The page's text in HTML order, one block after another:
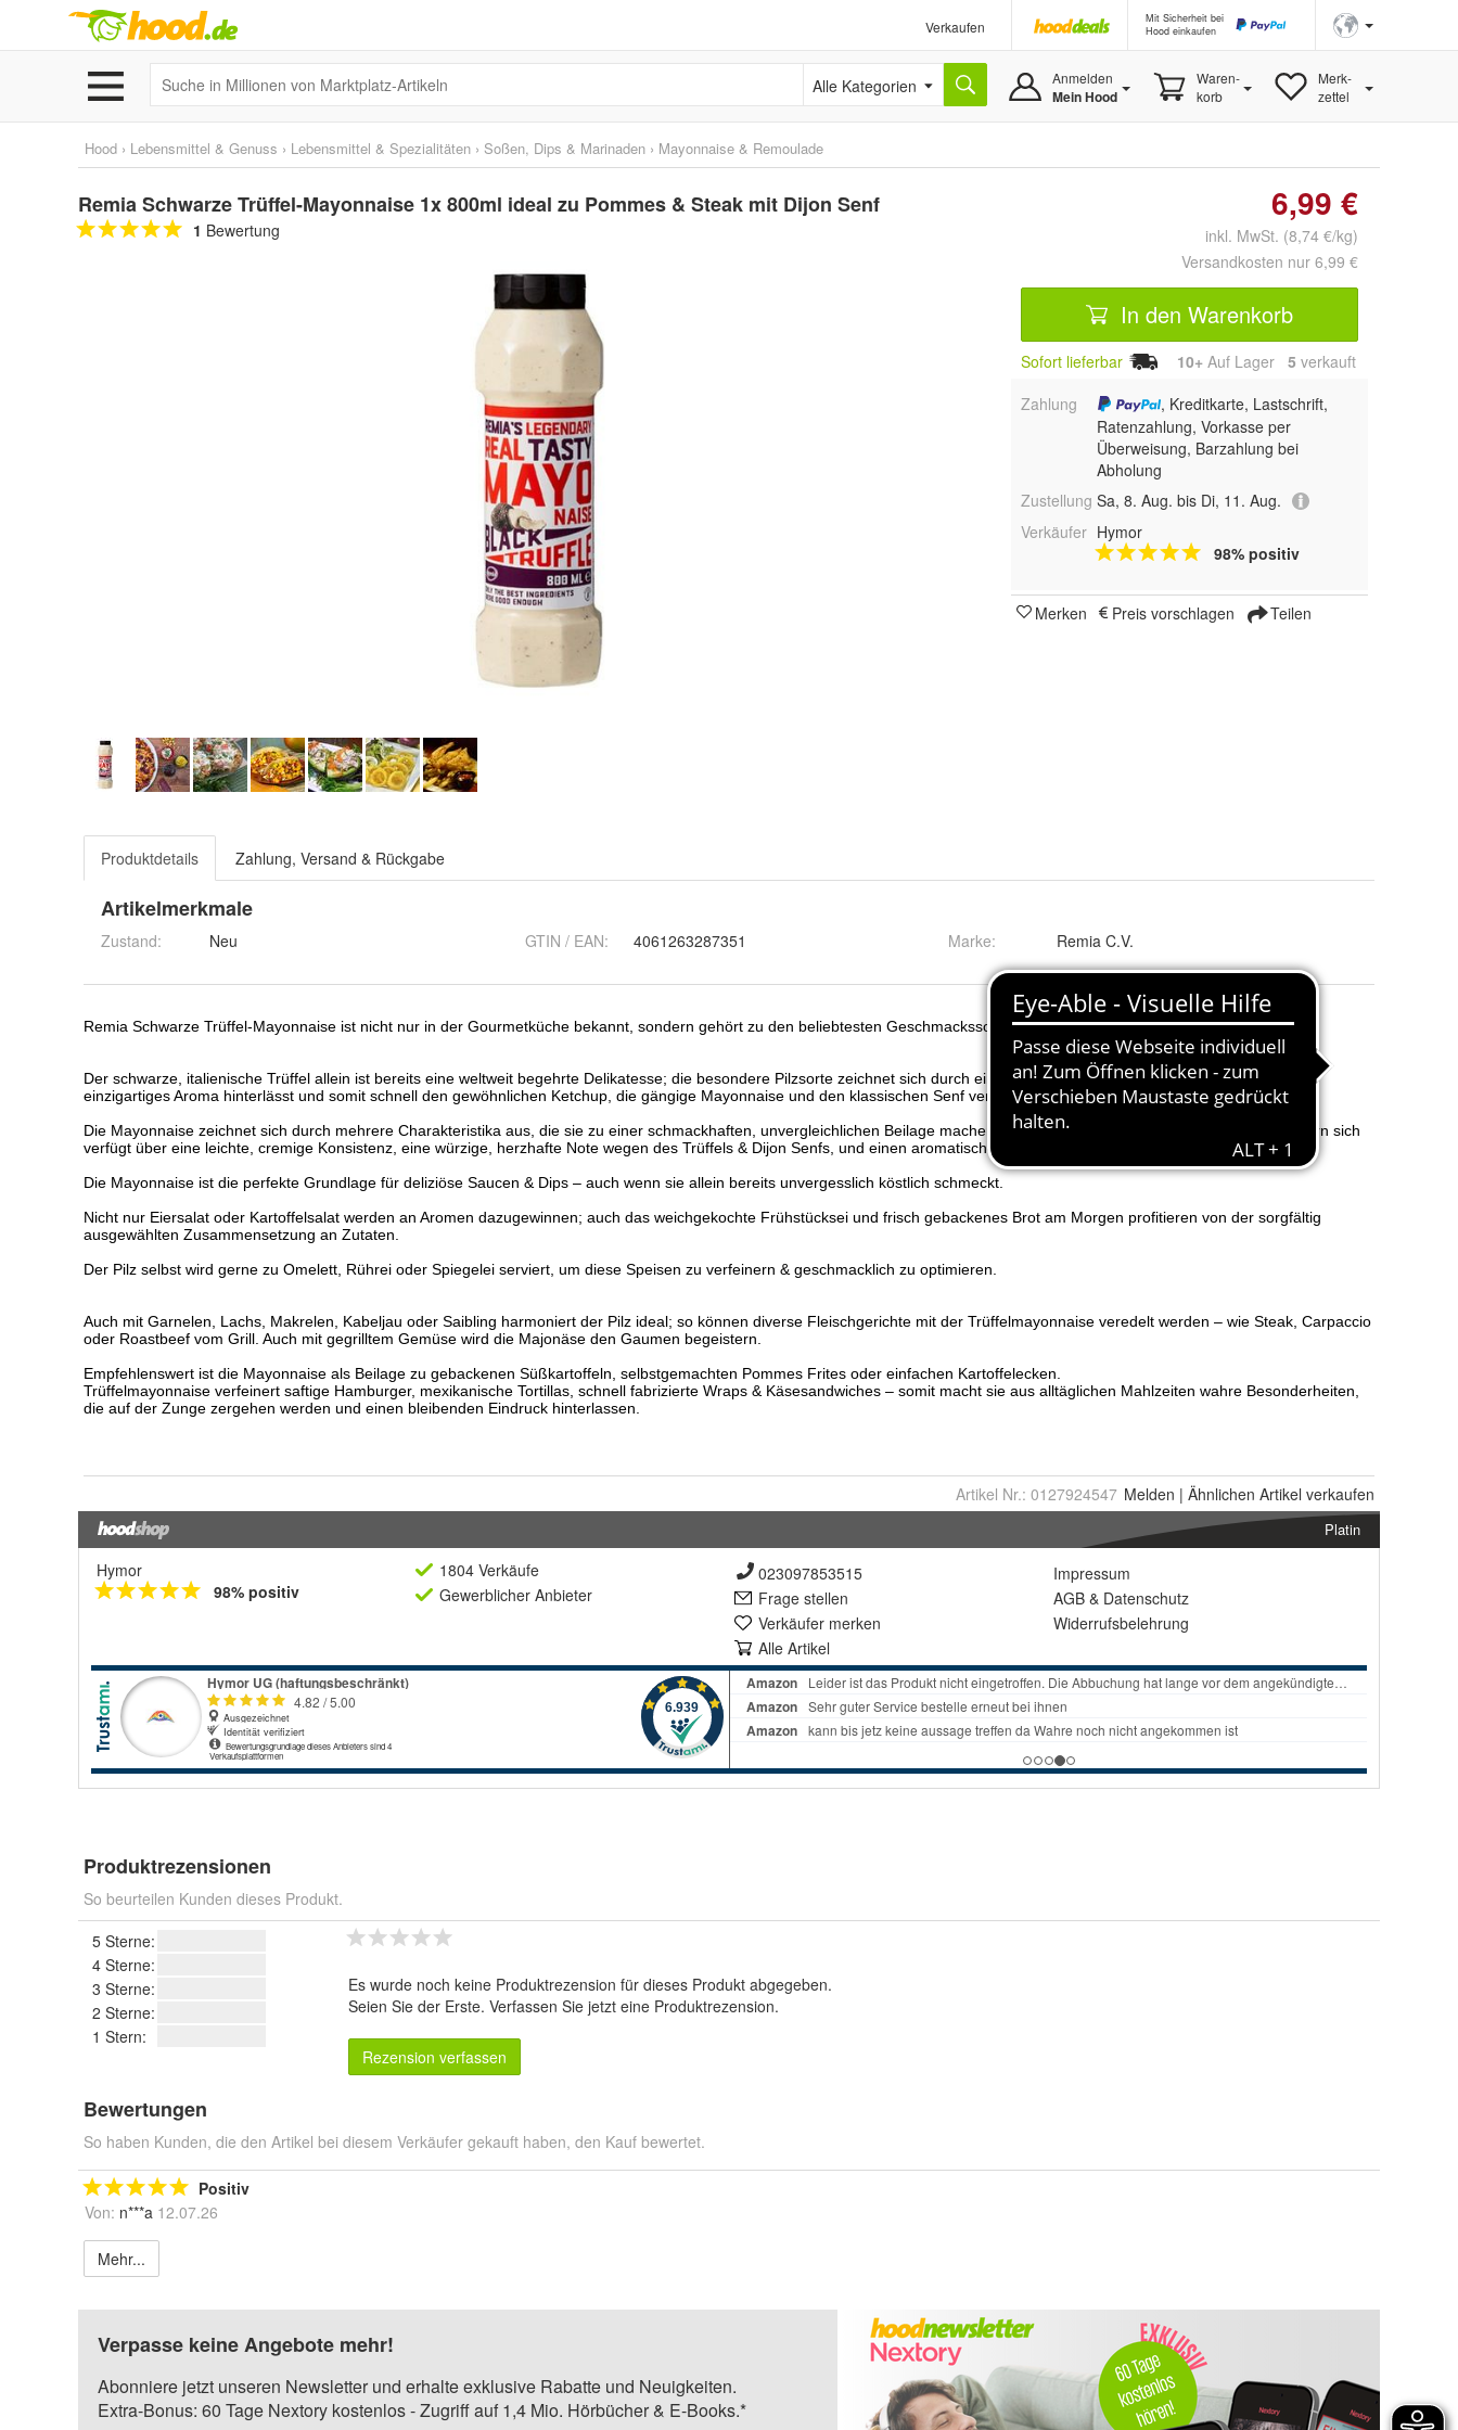
Verkaufen
Mit Sicherheit bei
Hood einkaufen
Alle Kategorien Anmelden
Mein Hood
Waren-
korb
Merk-
zettel
Hood › Lebensmittel & Genuss › Lebensmittel & Spezialitäten › Soßen, Dips & Marinaden › Mayonnaise & Remoulade
Remia Schwarze Trüffel-Mayonnaise 1x 800ml ideal zu Pommes & Steak mit Dijon Senf
1 Bewertung
6,99 €
inkl. MwSt. (8,74 €/kg)
Versandkosten nur 6,99 €
In den Warenkorb
Sofort lieferbar 10+ Auf Lager 5 verkauft
Zahlung
, Kreditkarte, Lastschrift,
Ratenzahlung, Vorkasse per
Überweisung, Barzahlung bei
Abholung
Zustellung Sa, 8. Aug. bis Di, 11. Aug.
Verkäufer Hymor
98% positiv
Merken Preis vorschlagen Teilen
Produktdetails Zahlung, Versand & Rückgabe
Artikelmerkmale
Zustand: Neu GTIN / EAN: 4061263287351 Marke: Remia C.V.
Artikel Nr.: 0127924547 Melden | Ähnlichen Artikel verkaufen
Platin
Hymor
98% positiv
1804 Verkäufe
Gewerblicher Anbieter
023097853515
Frage stellen
Verkäufer merken
Alle Artikel
Impressum
AGB & Datenschutz
Widerrufsbelehrung
Produktrezensionen
So beurteilen Kunden dieses Produkt.
5 Sterne:
4 Sterne:
3 Sterne:
2 Sterne:
1 Stern:
Es wurde noch keine Produktrezension für dieses Produkt abgegeben.
Seien Sie der Erste. Verfassen Sie jetzt eine Produktrezension.
Rezension verfassen
Bewertungen
So haben Kunden, die den Artikel bei diesem Verkäufer gekauft haben, den Kauf bewertet.
Positiv
Von: n***a 12.07.26
Mehr...
Verpasse keine Angebote mehr!
Abonniere jetzt unseren Newsletter und erhalte exklusive Rabatte und Neuigkeiten.
Extra-Bonus: 60 Tage Nextory kostenlos - Zugriff auf 1,4 Mio. Hörbücher & E-Books.*